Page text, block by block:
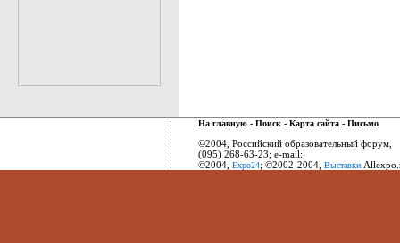
На главную - Поиск - Карта сайта - Письмо
©2004, Российский образовательный форум,
(095) 268-63-23; e-mail:
©2004, Expo24; ©2002-2004, Выставки